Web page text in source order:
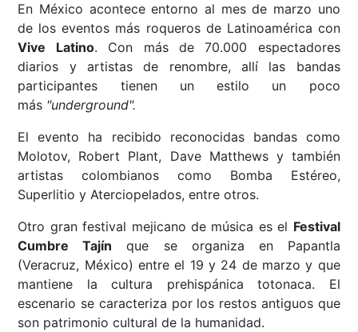
En México acontece entorno al mes de marzo uno
de los eventos más roqueros de Latinoamérica con
Vive Latino. Con más de 70.000 espectadores
diarios y artistas de renombre, allí las bandas
participantes tienen un estilo un poco
más "underground".
El evento ha recibido reconocidas bandas como
Molotov, Robert Plant, Dave Matthews y también
artistas colombianos como Bomba Estéreo,
Superlitio y Aterciopelados, entre otros.
Otro gran festival mejicano de música es el Festival
Cumbre Tajín que se organiza en Papantla
(Veracruz, México) entre el 19 y 24 de marzo y que
mantiene la cultura prehispánica totonaca. El
escenario se caracteriza por los restos antiguos que
son patrimonio cultural de la humanidad.